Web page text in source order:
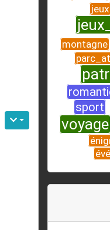
jeux
montagne
sport
voyage